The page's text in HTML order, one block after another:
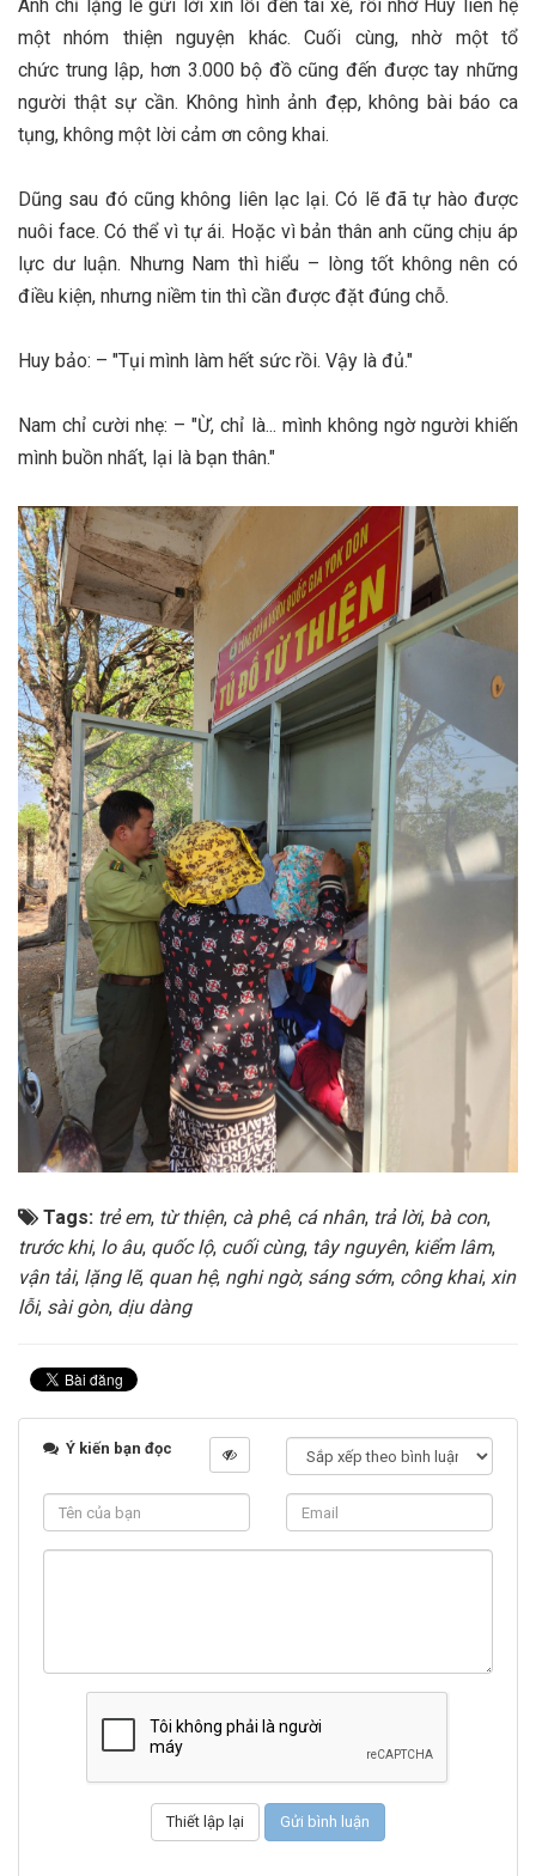
Anh chỉ lặng lẽ gửi lời xin lỗi đến tài xế, rồi nhờ Huy liên hệ
một nhóm thiện nguyện khác. Cuối cùng, nhờ một tổ
chức trung lập, hơn 3.000 bộ đồ cũng đến được tay những
người thật sự cần. Không hình ảnh đẹp, không bài báo ca
tụng, không một lời cảm ơn công khai.
Dũng sau đó cũng không liên lạc lại. Có lẽ đã tự hào được
nuôi face. Có thể vì tự ái. Hoặc vì bản thân anh cũng chịu áp
lực dư luận. Nhưng Nam thì hiểu – lòng tốt không nên có
điều kiện, nhưng niềm tin thì cần được đặt đúng chỗ.
Huy bảo: – "Tụi mình làm hết sức rồi. Vậy là đủ."
Nam chỉ cười nhẹ: – "Ừ, chỉ là... mình không ngờ người khiến
mình buồn nhất, lại là bạn thân."
Tags: trẻ em, từ thiện, cà phê, cá nhân, trả lời, bà con,
trước khi, lo âu, quốc lộ, cuối cùng, tây nguyên, kiểm lâm,
vận tải, lặng lẽ, quan hệ, nghi ngờ, sáng sớm, công khai, xin
lỗi, sài gòn, dịu dàng
Ý kiến bạn đọc